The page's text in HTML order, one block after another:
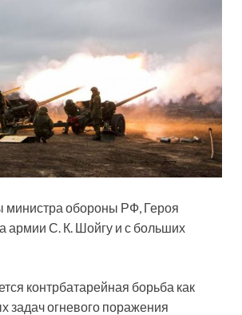
министра обороны РФ, Героя
армии С. К. Шойгу и с больших
контрбатарейная борьба как
задач огневого поражения